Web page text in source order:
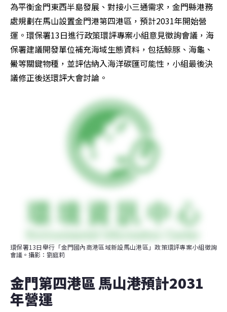
為平衡金門東西半島發展、對接小三通需求，金門縣港務
處規劃在馬山設置金門港第四港區，預計2031年開始營
運。環保署13日進行政策環評專案小組意見徵詢會議，海
保署建議開發單位補充海域生態資料，包括鯨豚、海龜、
鱟等關鍵物種，並評估納入海洋碳匯可能性，小組最後決
議修正後送環評大會討論。
環保署13日舉行「金門國內商港區域新設馬山港區」政策環評專案小組徵詢
會議。攝影：劉庭莉
金門第四港區 馬山港預計2031
年營運